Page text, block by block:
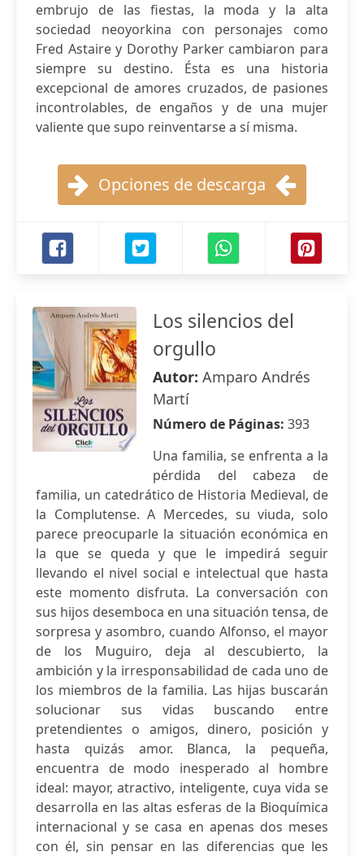
embrujo de las fiestas, la moda y la alta
sociedad neoyorkina con personajes como
Fred Astaire y Dorothy Parker cambiaron para
siempre su destino. Ésta es una historia
excepcional de amores cruzados, de pasiones
incontrolables, de engaños y de una mujer
valiente que supo reinventarse a sí misma.
Opciones de descarga
Los silencios del
orgullo
Autor: Amparo Andrés
Martí
Número de Páginas: 393
Una familia, se enfrenta a la
pérdida del cabeza de
familia, un catedrático de Historia Medieval, de
la Complutense. A Mercedes, su viuda, solo
parece preocuparle la situación económica en
la que se queda y que le impedirá seguir
llevando el nivel social e intelectual que hasta
este momento disfruta. La conversación con
sus hijos desemboca en una situación tensa, de
sorpresa y asombro, cuando Alfonso, el mayor
de los Muguiro, deja al descubierto, la
ambición y la irresponsabilidad de cada uno de
los miembros de la familia. Las hijas buscarán
solucionar sus vidas buscando entre
pretendientes o amigos, dinero, posición y
hasta quizás amor. Blanca, la pequeña,
encuentra de modo inesperado al hombre
ideal: mayor, atractivo, inteligente, cuya vida se
desarrolla en las altas esferas de la Bioquímica
internacional y se casa en apenas dos meses
con él, sin pensar en las diferencias que les